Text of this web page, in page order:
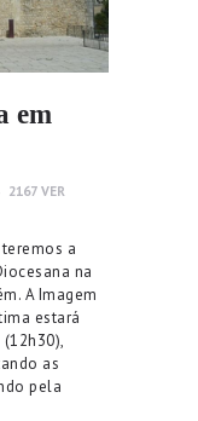
em
2167 VER
a
na
A Imagem
estará
as
pela